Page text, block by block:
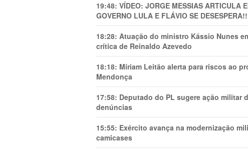
19:48: VÍDEO: JORGE MESSIAS ARTICULA
GOVERNO LULA E FLÁVIO SE DESESPERA!!
18:28: Atuação do ministro Kássio Nunes
crítica de Reinaldo Azevedo
18:18: Míriam Leitão alerta para riscos ao
Mendonça
17:58: Deputado do PL sugere ação militar
denúncias
15:55: Exército avança na modernização
camicases